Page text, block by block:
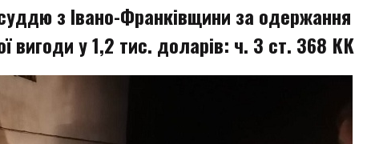
з Івано-Франківщини за одержання
вигоди у 1,2 тис. доларів: ч. 3 ст. 368 КК